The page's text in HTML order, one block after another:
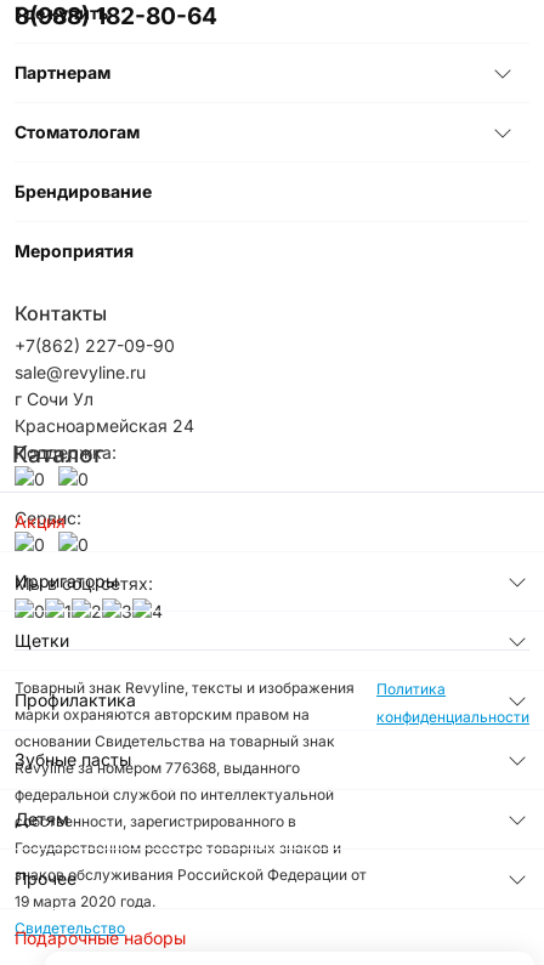
8(988) 182-80-64
Каталог
Акция
Ирригаторы
Щетки
Профилактика
Зубные пасты
Детям
Прочее
Подарочные наборы
Где купить
Партнерам
Стоматологам
Брендирование
Мероприятия
Контакты
+7(862) 227-09-90
sale@revyline.ru
г Сочи Ул
Красноармейская 24
Поддержка:
Сервис:
Мы в соц. сетях:
Товарный знак Revyline, тексты и изображения
марки охраняются авторским правом на
основании Свидетельства на товарный знак
Revyline за номером 776368, выданного
федеральной службой по интеллектуальной
собственности, зарегистрированного в
Государственном реестре товарных знаков и
знаков обслуживания Российской Федерации от
19 марта 2020 года.
Свидетельство
Политика
конфиденциальности